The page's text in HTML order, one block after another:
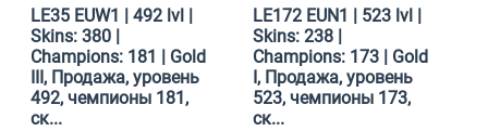
LE35 EUW1 | 492 lvl |
Skins: 380 |
Champions: 181 | Gold
III, Продажа, уровень
492, чемпионы 181,
ск...
LE172 EUN1 | 523 lvl |
Skins: 238 |
Champions: 173 | Gold
I, Продажа, уровень
523, чемпионы 173,
ск...